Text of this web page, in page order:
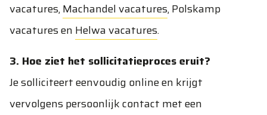
vacatures,Machandel vacatures,Polskamp
vacaturesen Helwa vacatures.
3. Hoe ziet het sollicitatieproces eruit?
Je solliciteert eenvoudig online en krijgt
vervolgens persoonlijk contact met een